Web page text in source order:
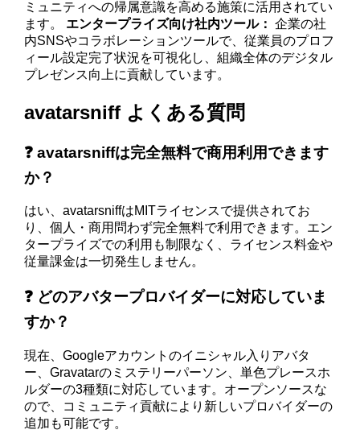
ミュニティへの帰属意識を高める施策に活用されてい
ます。 エンタープライズ向け社内ツール： 企業の社
内SNSやコラボレーションツールで、従業員のプロフ
ィール設定完了状況を可視化し、組織全体のデジタル
プレゼンス向上に貢献しています。
avatarsniff よくある質問
❓ avatarsniffは完全無料で商用利用できます
か？
はい、avatarsniffはMITライセンスで提供されてお
り、個人・商用問わず完全無料で利用できます。エン
タープライズでの利用も制限なく、ライセンス料金や
従量課金は一切発生しません。
❓ どのアバタープロバイダーに対応していま
すか？
現在、Googleアカウントのイニシャル入りアバタ
ー、Gravatarのミステリーパーソン、単色プレースホ
ルダーの3種類に対応しています。オープンソースな
ので、コミュニティ貢献により新しいプロバイダーの
追加も可能です。